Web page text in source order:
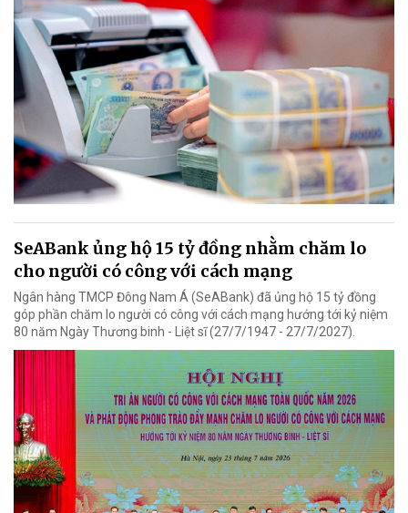
SeABank ủng hộ 15 tỷ đồng nhằm chăm lo
cho người có công với cách mạng
Ngân hàng TMCP Đông Nam Á (SeABank) đã ủng hộ 15 tỷ đồng
góp phần chăm lo người có công với cách mạng hướng tới kỷ niệm
80 năm Ngày Thương binh - Liệt sĩ (27/7/1947 - 27/7/2027).